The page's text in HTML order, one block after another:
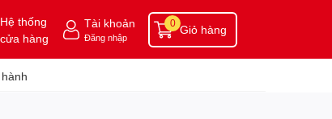
Hệ thống
cửa hàng
Tài khoản
Đăng nhập
Giỏ hàng
0